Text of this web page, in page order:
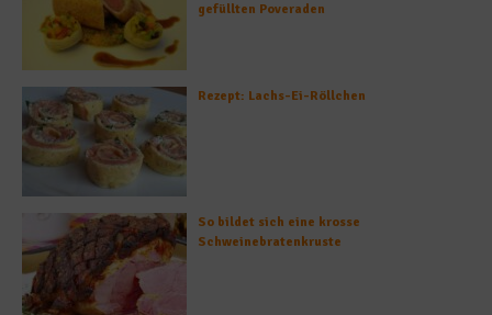
gefüllten Poveraden
Rezept: Lachs-Ei-Röllchen
So bildet sich eine krosse
Schweinebratenkruste